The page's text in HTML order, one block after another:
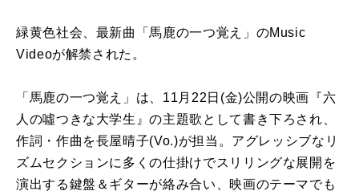
緑黄色社会、最新曲「馬鹿の一つ覚え」のMusic
Videoが解禁された。
「馬鹿の一つ覚え」は、11月22日(金)公開の映画『六
人の噓つきな大学生』の主題歌として書き下ろされ、
作詞・作曲を長屋晴子(Vo.)が担当。アグレッシブなリ
ズムセクションに多くの仕掛けでスリリングな展開を
演出する鍵盤＆ギターが絡み合い、映画のテーマでも